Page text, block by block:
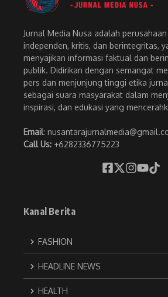
Jurnal Media Nusa adalah
independen, kritis, dan berintegritas,
menyajikan informasi faktual dan
publik. Didirikan dengan semangat
pers dan menjunjung tinggi etika
sebagai suara masyarakat dalam
inspirasi, dan edukasi yang
Email:
Call Us: +6282336775223
Kanal Berita
FASHION
HEADLINE NEWS
HEALTH